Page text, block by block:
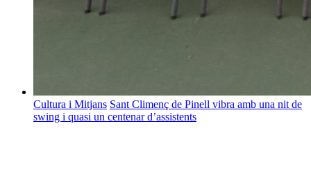
Cultura i Mitjans Sant Climenç de Pinell vibra amb una nit de
swing i quasi un centenar d’assistents